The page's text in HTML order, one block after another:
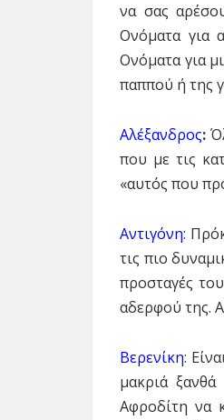
να σας
Ονόματα για
Ονόματα για
παππού ή της
Αλέξανδρος:
που με τις
«αυτός που
Αντιγόνη:
τις πιο
προσταγές
αδερφού της.
Βερενίκη:
μακριά
Αφροδίτη να